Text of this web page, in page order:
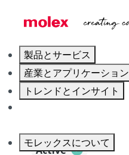
製品とサービス
産業とアプリケーション
トレンドとインサイト
モレックスについて
Active